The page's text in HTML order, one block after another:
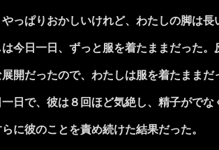
っぱりおかしいけれど、わたしの脚は長
今日一日、ずっと服を着たままだった。
開だったので、わたしは服を着たままだ
日で、彼は８回ほど気絶し、精子がでな
に彼のことを責め続けた結果だった。